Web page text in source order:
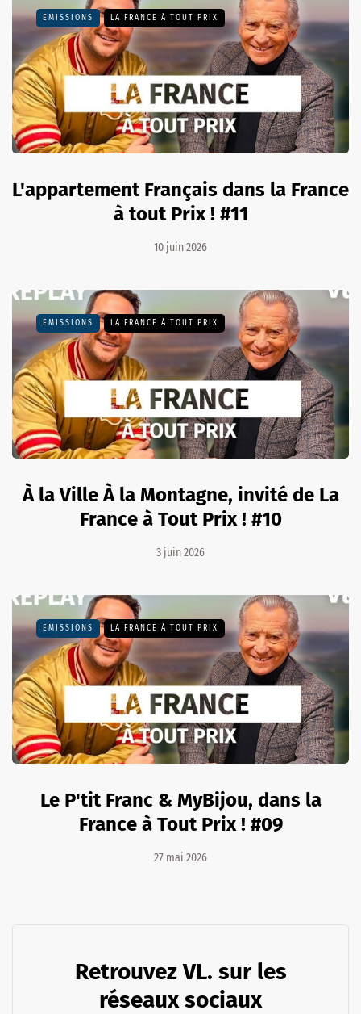
EMISSIONS LA FRANCE À TOUT PRIX
L'appartement Français dans la France
à tout Prix ! #11
10 juin 2026
EMISSIONS LA FRANCE À TOUT PRIX
À la Ville À la Montagne, invité de La
France à Tout Prix ! #10
3 juin 2026
EMISSIONS LA FRANCE À TOUT PRIX
Le P'tit Franc & MyBijou, dans la
France à Tout Prix ! #09
27 mai 2026
Retrouvez VL. sur les
réseaux sociaux